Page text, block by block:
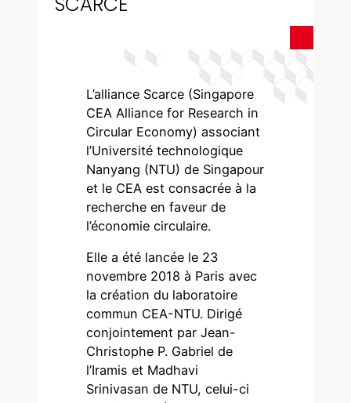
L’alliance Scarce (Singapore
CEA Alliance for Research in
Circular Economy) associant
l’Université technologique
Nanyang (NTU) de Singapour
et le CEA est consacrée à la
recherche en faveur de
l’économie circulaire.
Elle a été lancée le 23
novembre 2018 à Paris avec
la création du laboratoire
commun CEA-NTU. Dirigé
conjointement par Jean-
Christophe P. Gabriel de
l’Iramis et Madhavi
Srinivasan de NTU, celui-ci